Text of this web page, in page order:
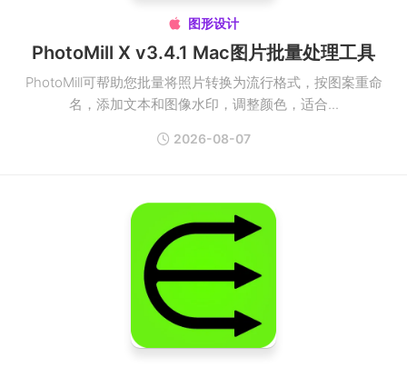
 图形设计
PhotoMill X v3.4.1 Mac图片批量处理工具
PhotoMill可帮助您批量将照片转换为流行格式，按图案重命
名，添加文本和图像水印，调整颜色，适合...
2026-08-07